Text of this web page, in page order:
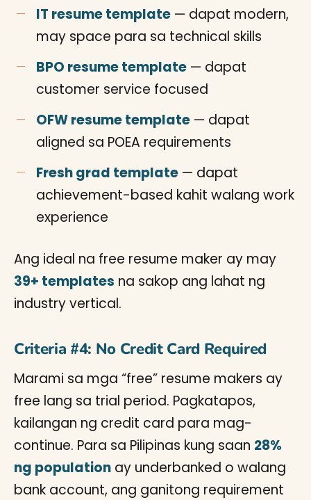
IT resume template — dapat modern,
may space para sa technical skills
BPO resume template — dapat
customer service focused
OFW resume template — dapat
aligned sa POEA requirements
Fresh grad template — dapat
achievement-based kahit walang work
experience
Ang ideal na free resume maker ay may
39+ templates na sakop ang lahat ng
industry vertical.
Criteria #4: No Credit Card Required
Marami sa mga “free” resume makers ay
free lang sa trial period. Pagkatapos,
kailangan ng credit card para mag-
continue. Para sa Pilipinas kung saan 28%
ng population ay underbanked o walang
bank account, ang ganitong requirement